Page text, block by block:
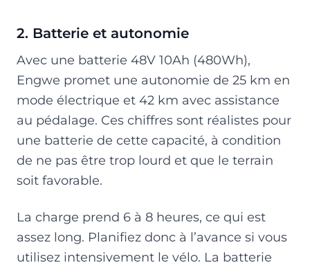
2. Batterie et autonomie
Avec une batterie 48V 10Ah (480Wh),
Engwe promet une autonomie de 25 km en
mode électrique et 42 km avec assistance
au pédalage. Ces chiffres sont réalistes pour
une batterie de cette capacité, à condition
de ne pas être trop lourd et que le terrain
soit favorable.
La charge prend 6 à 8 heures, ce qui est
assez long. Planifiez donc à l’avance si vous
utilisez intensivement le vélo. La batterie